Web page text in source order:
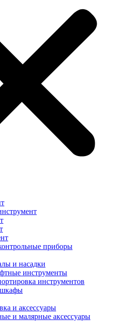
приборы
и насадки
инструменты
инструментов
и аксессуары
и малярные аксессуары